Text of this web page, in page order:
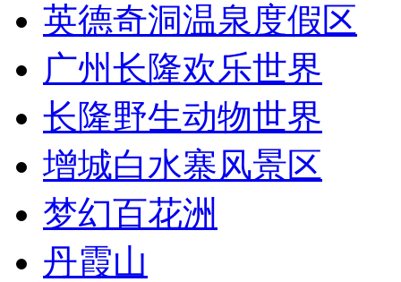
英德奇洞温泉度假区
广州长隆欢乐世界
长隆野生动物世界
增城白水寨风景区
梦幻百花洲
丹霞山